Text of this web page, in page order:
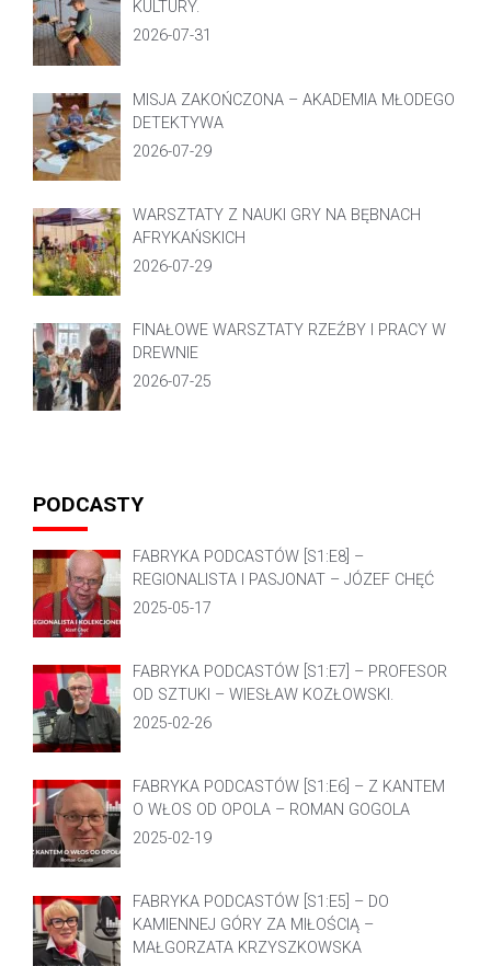
KULTURY.
2026-07-31
MISJA ZAKOŃCZONA – AKADEMIA MŁODEGO
DETEKTYWA
2026-07-29
WARSZTATY Z NAUKI GRY NA BĘBNACH
AFRYKAŃSKICH
2026-07-29
FINAŁOWE WARSZTATY RZEŹBY I PRACY W
DREWNIE
2026-07-25
PODCASTY
FABRYKA PODCASTÓW [S1:E8] –
REGIONALISTA I PASJONAT – JÓZEF CHĘĆ
2025-05-17
FABRYKA PODCASTÓW [S1:E7] – PROFESOR
OD SZTUKI – WIESŁAW KOZŁOWSKI.
2025-02-26
FABRYKA PODCASTÓW [S1:E6] – Z KANTEM
O WŁOS OD OPOLA – ROMAN GOGOLA
2025-02-19
FABRYKA PODCASTÓW [S1:E5] – DO
KAMIENNEJ GÓRY ZA MIŁOŚCIĄ –
MAŁGORZATA KRZYSZKOWSKA